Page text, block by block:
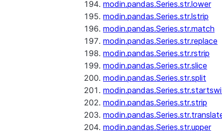
modin.pandas.Series.str.lower
modin.pandas.Series.str.lstrip
modin.pandas.Series.str.match
modin.pandas.Series.str.replace
modin.pandas.Series.str.rstrip
modin.pandas.Series.str.slice
modin.pandas.Series.str.split
modin.pandas.Series.str.strip
modin.pandas.Series.str.upper